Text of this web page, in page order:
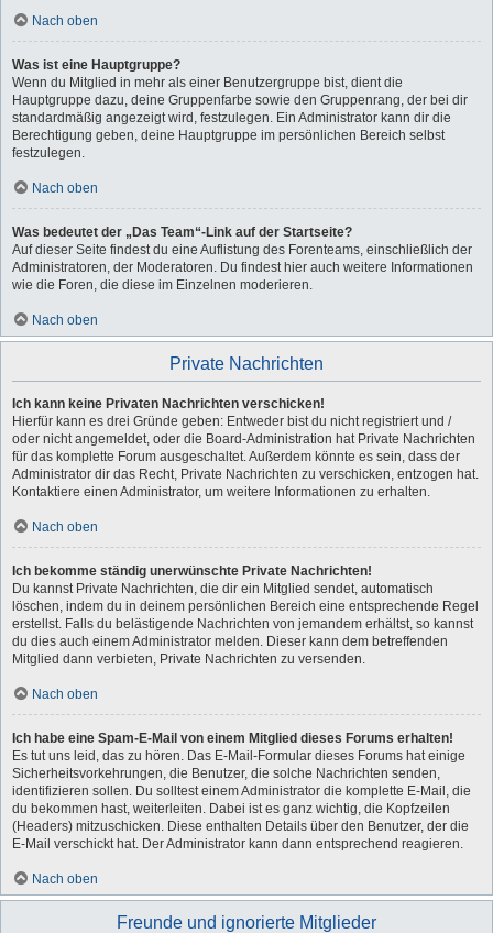
Nach oben
Was ist eine Hauptgruppe?
Wenn du Mitglied in mehr als einer Benutzergruppe bist, dient die
Hauptgruppe dazu, deine Gruppenfarbe sowie den Gruppenrang, der bei dir
standardmäßig angezeigt wird, festzulegen. Ein Administrator kann dir die
Berechtigung geben, deine Hauptgruppe im persönlichen Bereich selbst
festzulegen.
Nach oben
Was bedeutet der „Das Team“-Link auf der Startseite?
Auf dieser Seite findest du eine Auflistung des Forenteams, einschließlich der
Administratoren, der Moderatoren. Du findest hier auch weitere Informationen
wie die Foren, die diese im Einzelnen moderieren.
Nach oben
Private Nachrichten
Ich kann keine Privaten Nachrichten verschicken!
Hierfür kann es drei Gründe geben: Entweder bist du nicht registriert und /
oder nicht angemeldet, oder die Board-Administration hat Private Nachrichten
für das komplette Forum ausgeschaltet. Außerdem könnte es sein, dass der
Administrator dir das Recht, Private Nachrichten zu verschicken, entzogen hat.
Kontaktiere einen Administrator, um weitere Informationen zu erhalten.
Nach oben
Ich bekomme ständig unerwünschte Private Nachrichten!
Du kannst Private Nachrichten, die dir ein Mitglied sendet, automatisch
löschen, indem du in deinem persönlichen Bereich eine entsprechende Regel
erstellst. Falls du belästigende Nachrichten von jemandem erhältst, so kannst
du dies auch einem Administrator melden. Dieser kann dem betreffenden
Mitglied dann verbieten, Private Nachrichten zu versenden.
Nach oben
Ich habe eine Spam-E-Mail von einem Mitglied dieses Forums erhalten!
Es tut uns leid, das zu hören. Das E-Mail-Formular dieses Forums hat einige
Sicherheitsvorkehrungen, die Benutzer, die solche Nachrichten senden,
identifizieren sollen. Du solltest einem Administrator die komplette E-Mail, die
du bekommen hast, weiterleiten. Dabei ist es ganz wichtig, die Kopfzeilen
(Headers) mitzuschicken. Diese enthalten Details über den Benutzer, der die
E-Mail verschickt hat. Der Administrator kann dann entsprechend reagieren.
Nach oben
Freunde und ignorierte Mitglieder